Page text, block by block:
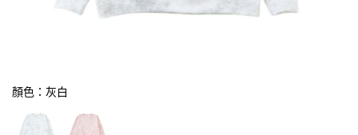
顏色：灰白